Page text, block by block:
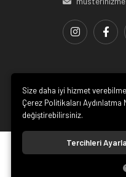
Size daha iyi hizmet
Çerez Politikaları
değiştirebilirsiniz.
Tercihleri Ayarla